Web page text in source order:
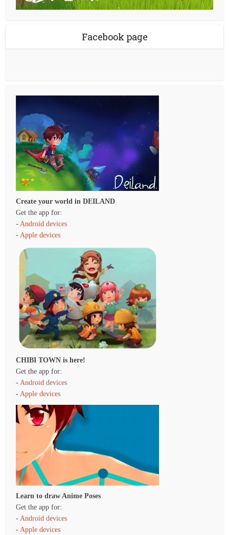
Facebook page
Create your world in DEILAND
Get the app for:
-Android devices
-Apple devices
CHIBI TOWN is here!
Get the app for:
-Android devices
-Apple devices
Learn to draw Anime Poses
Get the app for:
- Android devices
- Apple devices